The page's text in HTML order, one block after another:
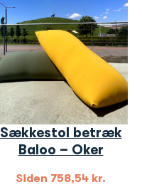
Sækkestol betræk
Baloo – Oker
Siden 758,54 kr.